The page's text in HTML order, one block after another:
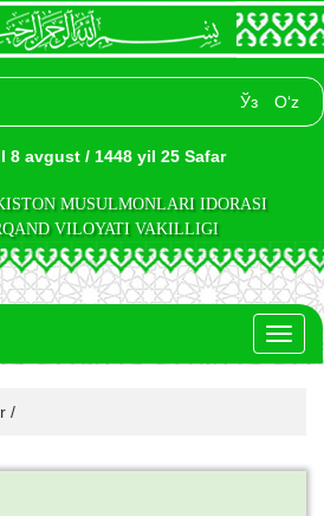
Ўз O‘z
8 avgust / 1448 yil 25 Safar
MUSULMONLARI IDORASI
VILOYATI VAKILLIGI
/